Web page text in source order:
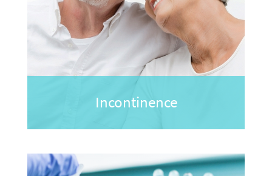
Incontinence